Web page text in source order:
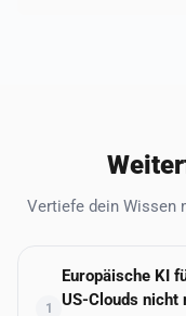
Vertiefe dein Wissen
1
Europäische KI
US-Clouds nicht